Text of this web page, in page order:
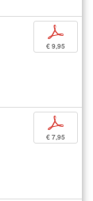
p
€ 9,95
p
€ 7,95